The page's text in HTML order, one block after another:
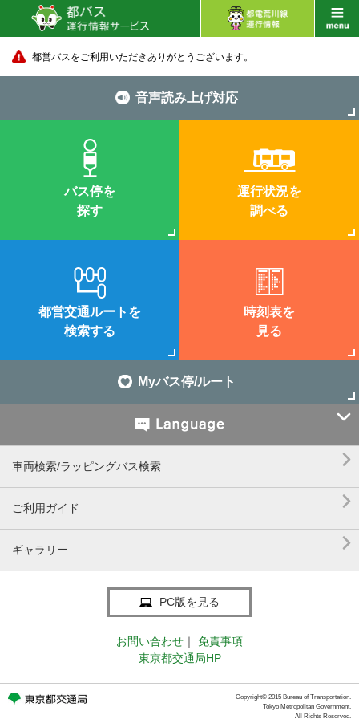
都営バスをご利用いただきありがとうございます。
音声読み上げ対応
バス停を
探す
運行状況を
調べる
都営交通ルートを
検索する
時刻表を
見る
Myバス停/ルート

車両検索/ラッピングバス検索 
ご利用ガイド 
ギャラリー 
PC版を見る
お問い合わせ ｜
免責事項
東京都交通局HP
Copyright© 2015 Bureau of Transportation.
Tokyo Metropolitan Government.
All Rights Reserved.